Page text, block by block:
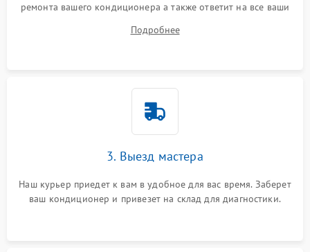
ремонта вашего кондиционера а также ответит на все ваши
Подробнее
3. Выезд мастера
Наш курьер приедет к вам в удобное для вас время. Заберет
ваш кондиционер и привезет на склад для диагностики.